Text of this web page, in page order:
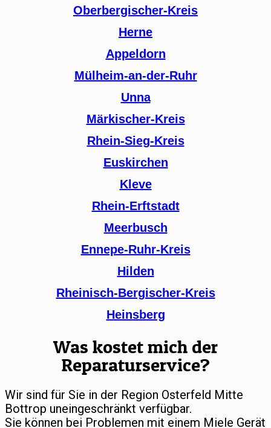
Oberbergischer-Kreis
Herne
Appeldorn
Mülheim-an-der-Ruhr
Unna
Märkischer-Kreis
Rhein-Sieg-Kreis
Euskirchen
Kleve
Rhein-Erftstadt
Meerbusch
Ennepe-Ruhr-Kreis
Hilden
Rheinisch-Bergischer-Kreis
Heinsberg
Was kostet mich der
Reparaturservice?
Wir sind für Sie in der Region Osterfeld Mitte
Bottrop uneingeschränkt verfügbar.
Sie können bei Problemen mit einem Miele Gerät